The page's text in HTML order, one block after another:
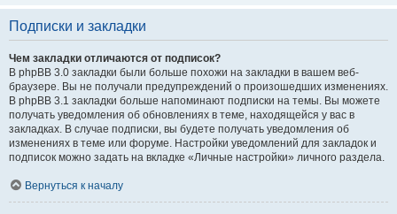
Подписки и закладки
Чем закладки отличаются от подписок?
В phpBB 3.0 закладки были больше похожи на закладки в вашем веб-
браузере. Вы не получали предупреждений о произошедших изменениях.
В phpBB 3.1 закладки больше напоминают подписки на темы. Вы можете
получать уведомления об обновлениях в теме, находящейся у вас в
закладках. В случае подписки, вы будете получать уведомления об
изменениях в теме или форуме. Настройки уведомлений для закладок и
подписок можно задать на вкладке «Личные настройки» личного раздела.
Вернуться к началу